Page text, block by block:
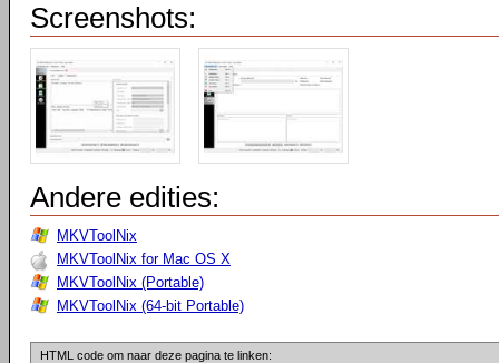
Screenshots:
Andere edities:
MKVToolNix
MKVToolNix for Mac OS X
MKVToolNix (Portable)
MKVToolNix (64-bit Portable)
HTML code om naar deze pagina te linken: